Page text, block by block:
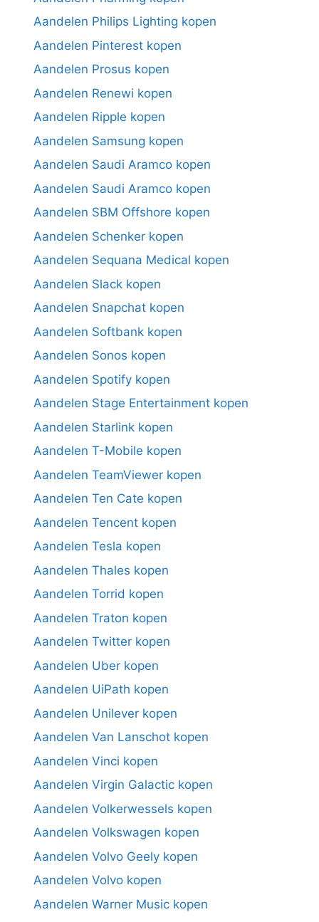
Aandelen Philips Lighting kopen
Aandelen Pinterest kopen
Aandelen Prosus kopen
Aandelen Renewi kopen
Aandelen Ripple kopen
Aandelen Samsung kopen
Aandelen Saudi Aramco kopen
Aandelen Saudi Aramco kopen
Aandelen SBM Offshore kopen
Aandelen Schenker kopen
Aandelen Sequana Medical kopen
Aandelen Slack kopen
Aandelen Snapchat kopen
Aandelen Softbank kopen
Aandelen Sonos kopen
Aandelen Spotify kopen
Aandelen Stage Entertainment kopen
Aandelen Starlink kopen
Aandelen T-Mobile kopen
Aandelen TeamViewer kopen
Aandelen Ten Cate kopen
Aandelen Tencent kopen
Aandelen Tesla kopen
Aandelen Thales kopen
Aandelen Torrid kopen
Aandelen Traton kopen
Aandelen Twitter kopen
Aandelen Uber kopen
Aandelen UiPath kopen
Aandelen Unilever kopen
Aandelen Van Lanschot kopen
Aandelen Vinci kopen
Aandelen Virgin Galactic kopen
Aandelen Volkerwessels kopen
Aandelen Volkswagen kopen
Aandelen Volvo Geely kopen
Aandelen Volvo kopen
Aandelen Warner Music kopen